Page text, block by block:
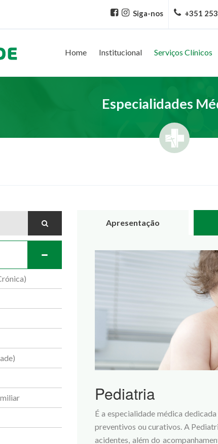
Siga-nos +351
Home Institucional Serviços Clínicos
Especialidades
Apresentação
Pediatria
É a especialidade médica
preventivos ou curativos. A
acidentes, além do